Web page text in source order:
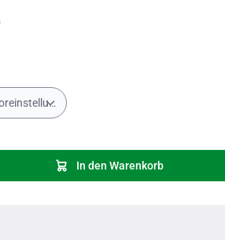
für Batteriebetrieb, mit Temperaturvoreinstellung
In den Warenkorb